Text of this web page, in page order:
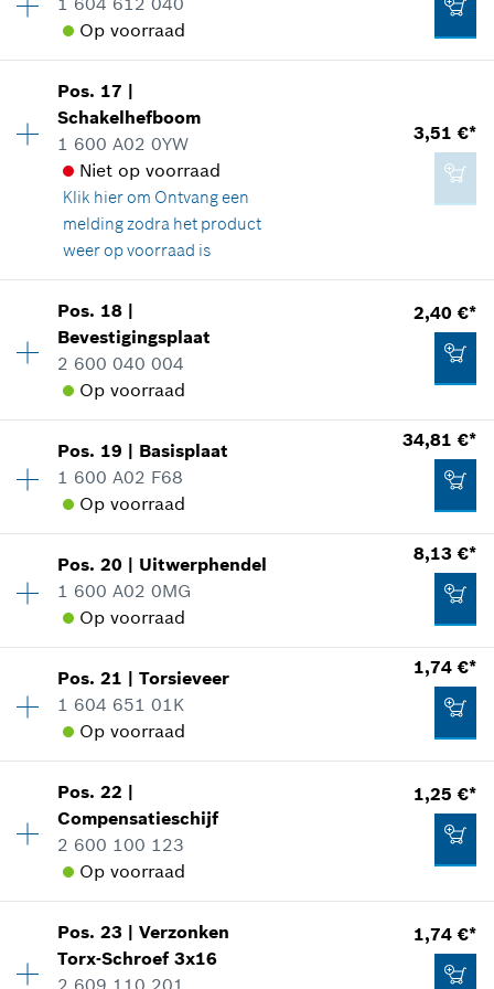
2,40 €*
*Prijs incl. BTW
Aan winkelwagen toevoegen
reserveonderdelen informatie
2,40 €*
*Prijs incl. BTW
Op voorraad
Prijsgroep
reserveonderdelen informatie
Toepassingsinstructie
In weergave tonen
1,25 €*
*Prijs incl. BTW
Aan winkelwagen toevoegen
Pos. 17 |
Schakelhefboom
1 600 A02 0YW
Niet op voorraad
Klik hier om Ontvang een
melding zodra het product
weer op voorraad is
3,51 €*
Prijsgroep
reserveonderdelen informatie
Toepassingsinstructie
3,51 €*
*Prijs incl. BTW
Pos. 18 |
Bevestigingsplaat
2 600 040 004
Op voorraad
2,40 €*
Beschikbaarheid 1
Prijsgroep :14
reserveonderdelen informatie
Toepassingsinstructie
In weergave tonen
2,40 €*
Prijs incl. BTW
Aan winkelwagen toevoegen
Pos. 19 | Basisplaat
1 600 A02 F68
Op voorraad
34,81 €*
Prijsgroep:34
reserveonderdelen informatie
34,81 €*
*Prijs incl. BTW
Pos.20 | Uitwerphendel
1 600 A02 0MG
Op voorraad
8,13 €*
Prijsgroep:22
reserveonderdelen informatie
8,13 €*
*Prijs incl. BTW
Pos.21 |Torsieveer
1 604 651 01K
Op voorraad
1,74 €*
Prijsgroep
reserveonderdelen informatie
Toepassingsinstructie
Pos.22 |
Compensatieschijf
2 600 100 123
Op voorraad
1,25 €*
Beschikbaarheid 1
Prijsgroep:11
Pos.23 |Verzonken
Torx-Schroef 3x16
1,74 €*